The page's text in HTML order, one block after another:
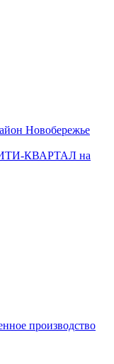
Новобережье
КВАРТАЛ на
производство